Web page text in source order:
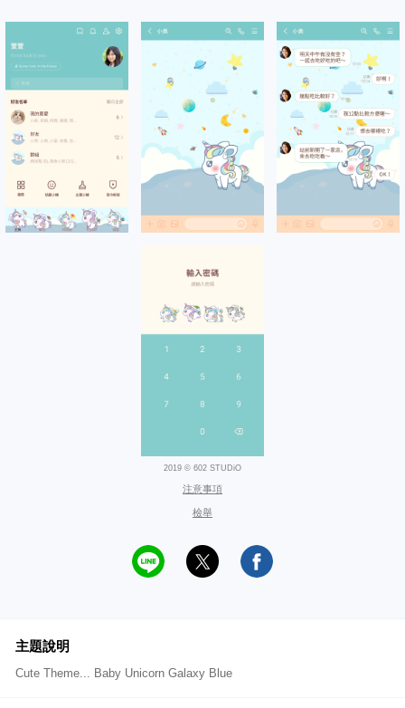
2019 © 602 STUDiO
注意事項
檢舉
主題說明
Cute Theme... Baby Unicorn Galaxy Blue